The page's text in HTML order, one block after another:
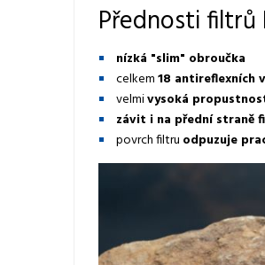
Přednosti filtrů
nízká "slim" obroučka
celkem18 antireflexních
velmivysoká
závit i na přední straně
povrch filtru odpuzuje